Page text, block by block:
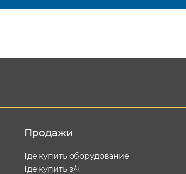
Продажи
Где купить оборудование
Где купить з/ч